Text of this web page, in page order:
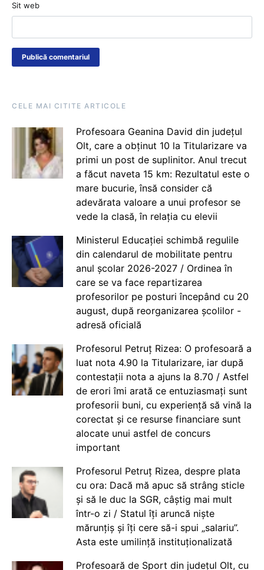
Sit web
CELE MAI CITITE ARTICOLE
Profesoara Geanina David din județul
Olt, care a obținut 10 la Titularizare va
primi un post de suplinitor. Anul trecut
a făcut naveta 15 km: Rezultatul este o
mare bucurie, însă consider că
adevărata valoare a unui profesor se
vede la clasă, în relația cu elevii
Ministerul Educației schimbă regulile
din calendarul de mobilitate pentru
anul școlar 2026-2027 / Ordinea în
care se va face repartizarea
profesorilor pe posturi începând cu 20
august, după reorganizarea școlilor -
adresă oficială
Profesorul Petruț Rizea: O profesoară a
luat nota 4.90 la Titularizare, iar după
contestații nota a ajuns la 8.70 / Astfel
de erori îmi arată ce entuziasmați sunt
profesorii buni, cu experiență să vină la
corectat și ce resurse financiare sunt
alocate unui astfel de concurs
important
Profesorul Petruț Rizea, despre plata
cu ora: Dacă mă apuc să strâng sticle
și să le duc la SGR, câștig mai mult
într-o zi / Statul îți aruncă niște
mărunțiș și îți cere să-i spui „salariu”.
Asta este umilință instituționalizată
Profesoară de Sport din județul Olt, cu